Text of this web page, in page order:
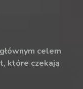
celem
które czekają